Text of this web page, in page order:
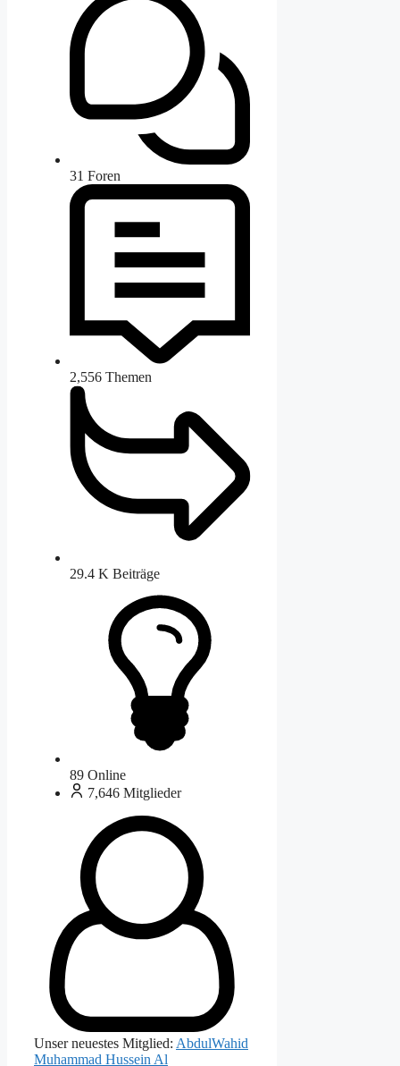
31 Foren
2,556 Themen
29.4 K Beiträge
89 Online
7,646 Mitglieder
Unser neuestes Mitglied: AbdulWahid
Muhammad Hussein Al